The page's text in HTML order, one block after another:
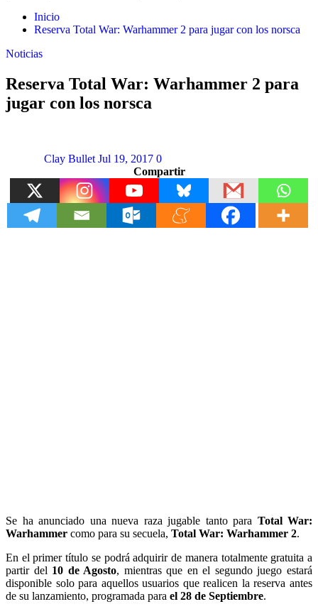
Inicio
Reserva Total War: Warhammer 2 para jugar con los norsca
Noticias
Reserva Total War: Warhammer 2 para
jugar con los norsca
Clay Bullet Jul 19, 2017 0
Compartir
Se ha anunciado una nueva raza jugable tanto para Total War:
Warhammer como para su secuela, Total War: Warhammer 2.
En el primer título se podrá adquirir de manera totalmente gratuita a
partir del 10 de Agosto, mientras que en el segundo juego estará
disponible solo para aquellos usuarios que realicen la reserva antes
de su lanzamiento, programada para el 28 de Septiembre.